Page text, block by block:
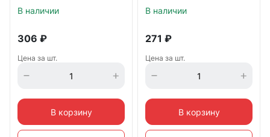
В наличии
306 ₽
Цена за шт.
В корзину
В наличии
271 ₽
Цена за шт.
В корзину